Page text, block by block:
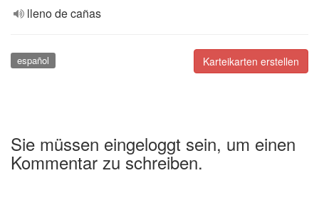
lleno de cañas
Karteikarten erstellen
español
Sie müssen eingeloggt sein, um einen
Kommentar zu schreiben.